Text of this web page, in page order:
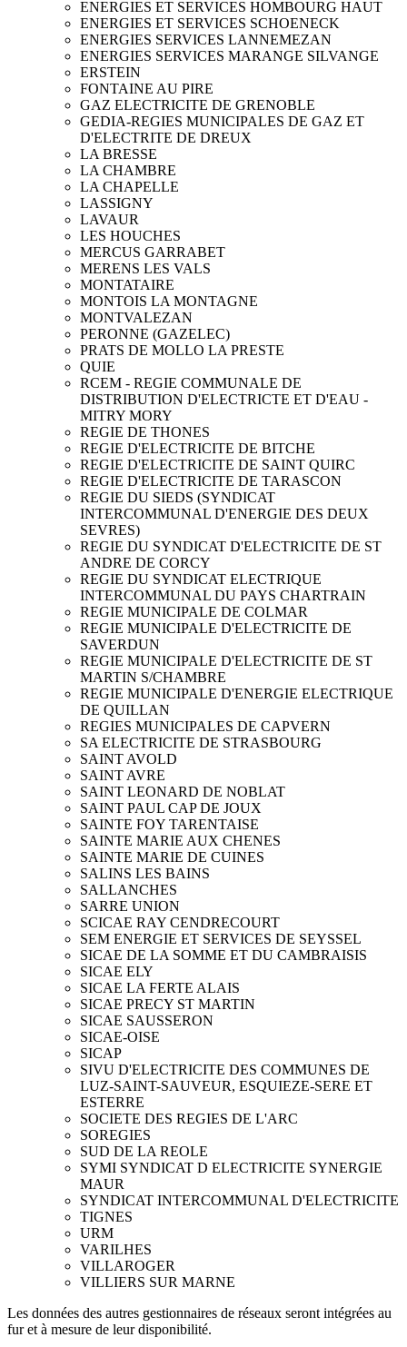
ENERGIES ET SERVICES HOMBOURG HAUT
ENERGIES ET SERVICES SCHOENECK
ENERGIES SERVICES LANNEMEZAN
ENERGIES SERVICES MARANGE SILVANGE
ERSTEIN
FONTAINE AU PIRE
GAZ ELECTRICITE DE GRENOBLE
GEDIA-REGIES MUNICIPALES DE GAZ ET
D'ELECTRITE DE DREUX
LA BRESSE
LA CHAMBRE
LA CHAPELLE
LASSIGNY
LAVAUR
LES HOUCHES
MERCUS GARRABET
MERENS LES VALS
MONTATAIRE
MONTOIS LA MONTAGNE
MONTVALEZAN
PERONNE (GAZELEC)
PRATS DE MOLLO LA PRESTE
QUIE
RCEM - REGIE COMMUNALE DE
DISTRIBUTION D'ELECTRICTE ET D'EAU -
MITRY MORY
REGIE DE THONES
REGIE D'ELECTRICITE DE BITCHE
REGIE D'ELECTRICITE DE SAINT QUIRC
REGIE D'ELECTRICITE DE TARASCON
REGIE DU SIEDS (SYNDICAT
INTERCOMMUNAL D'ENERGIE DES DEUX
SEVRES)
REGIE DU SYNDICAT D'ELECTRICITE DE ST
ANDRE DE CORCY
REGIE DU SYNDICAT ELECTRIQUE
INTERCOMMUNAL DU PAYS CHARTRAIN
REGIE MUNICIPALE DE COLMAR
REGIE MUNICIPALE D'ELECTRICITE DE
SAVERDUN
REGIE MUNICIPALE D'ELECTRICITE DE ST
MARTIN S/CHAMBRE
REGIE MUNICIPALE D'ENERGIE ELECTRIQUE
DE QUILLAN
REGIES MUNICIPALES DE CAPVERN
SA ELECTRICITE DE STRASBOURG
SAINT AVOLD
SAINT AVRE
SAINT LEONARD DE NOBLAT
SAINT PAUL CAP DE JOUX
SAINTE FOY TARENTAISE
SAINTE MARIE AUX CHENES
SAINTE MARIE DE CUINES
SALINS LES BAINS
SALLANCHES
SARRE UNION
SCICAE RAY CENDRECOURT
SEM ENERGIE ET SERVICES DE SEYSSEL
SICAE DE LA SOMME ET DU CAMBRAISIS
SICAE ELY
SICAE LA FERTE ALAIS
SICAE PRECY ST MARTIN
SICAE SAUSSERON
SICAE-OISE
SICAP
SIVU D'ELECTRICITE DES COMMUNES DE
LUZ-SAINT-SAUVEUR, ESQUIEZE-SERE ET
ESTERRE
SOCIETE DES REGIES DE L'ARC
SOREGIES
SUD DE LA REOLE
SYMI SYNDICAT D ELECTRICITE SYNERGIE
MAUR
SYNDICAT INTERCOMMUNAL D'ELECTRICITE
TIGNES
URM
VARILHES
VILLAROGER
VILLIERS SUR MARNE
Les données des autres gestionnaires de réseaux seront intégrées au
fur et à mesure de leur disponibilité.